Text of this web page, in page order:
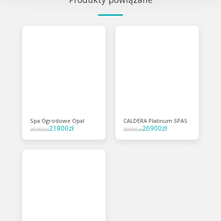
Spa Ogrodowe Opal
26900zł21800zł
CALDERA Platinum SPAS
39900zł26900zł